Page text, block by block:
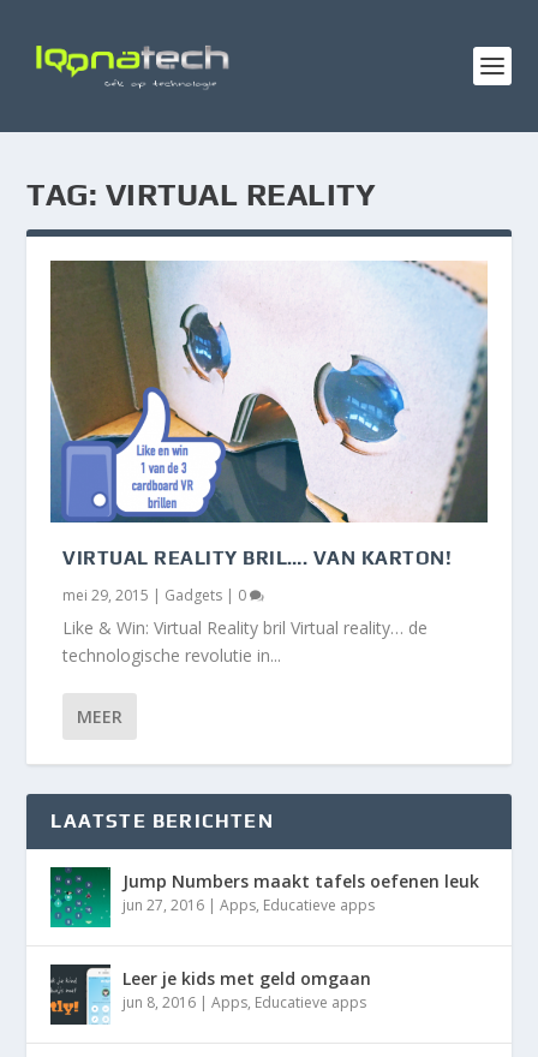
TAG: VIRTUAL REALITY
VIRTUAL REALITY BRIL…. VAN KARTON!
mei 29, 2015 | Gadgets | 0
Like & Win: Virtual Reality bril Virtual reality… de
technologische revolutie in...
MEER
LAATSTE BERICHTEN
Jump Numbers maakt tafels oefenen leuk
jun 27, 2016 |Apps, Educatieve apps
Leer je kids met geld omgaan
jun 8, 2016 |Apps, Educatieve apps